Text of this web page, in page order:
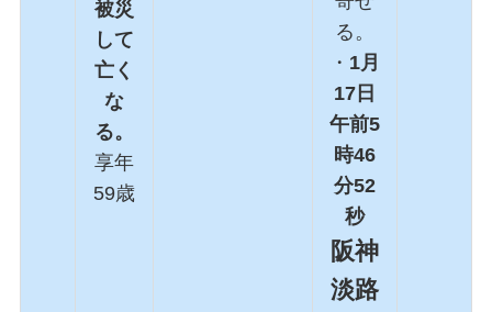
被災
して
亡く
な
る。
享年
59歳
る。
・ 1月
17日
午前5
時46
分52
秒
阪神
淡路